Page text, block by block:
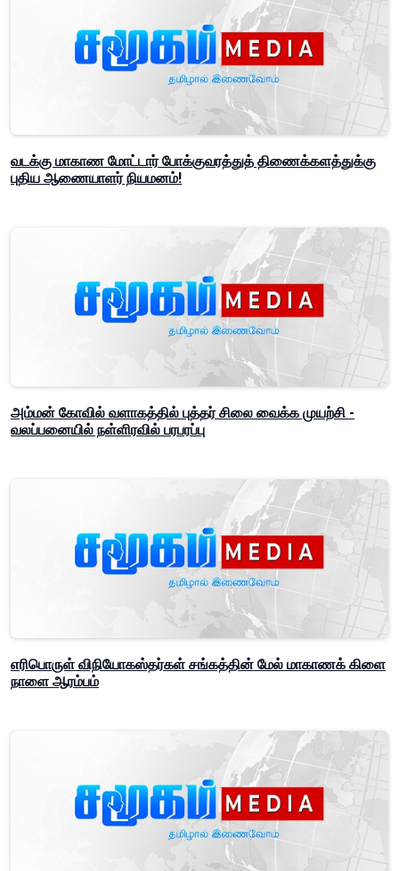
வடக்கு மாகாண மோட்டார் போக்குவரத்துத் திணைக்களத்துக்கு
புதிய ஆணையாளர் நியமனம்!
அம்மன் கோவில் வளாகத்தில் புத்தர் சிலை வைக்க முயற்சி -
வலப்பனையில் நள்ளிரவில் பரபரப்பு
எரிபொருள் விநியோகஸ்தர்கள் சங்கத்தின் மேல் மாகாணக் கிளை
நாளை ஆரம்பம்